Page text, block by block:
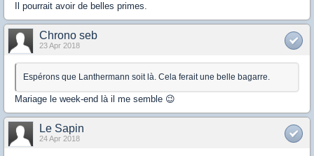
Il pourrait avoir de belles primes.
Chrono seb
23 Apr 2018
Espérons que Lanthermann soit là. Cela ferait une belle bagarre.
Mariage le week-end là il me semble 😉
Le Sapin
24 Apr 2018